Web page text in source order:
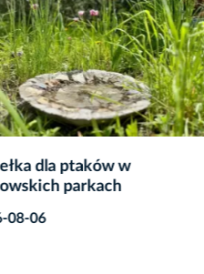
dla ptaków w
parkach